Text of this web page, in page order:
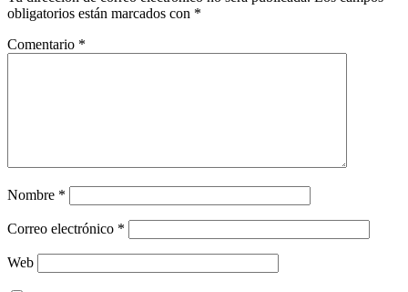
obligatorios están marcados con *
Comentario *
Nombre *
Correo electrónico *
Web